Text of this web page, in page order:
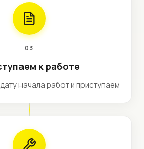
03
к работе
начала работ и приступаем